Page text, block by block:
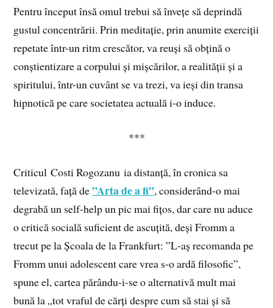
Pentru început însă omul trebui să învețe să deprindă
gustul concentrării. Prin meditație, prin anumite exerciții
repetate într-un ritm crescător, va reuși să obțină o
conștientizare a corpului și mișcărilor, a realității și a
spiritului, într-un cuvânt se va trezi, va ieși din transa
hipnotică pe care societatea actuală i-o induce.
***
Criticul Costi Rogozanu ia distanță, în cronica sa
televizată, față de”Arta de a fi”, considerând-o mai
degrabă un self-help un pic mai fițos, dar care nu aduce
o critică socială suficient de ascuțită, deși Fromm a
trecut pe la Școala de la Frankfurt: ”L-aș recomanda pe
Fromm unui adolescent care vrea s-o ardă filosofic”,
spune el, cartea părându-i-se o alternativă mult mai
bună la „tot vraful de cărți despre cum să stai și să